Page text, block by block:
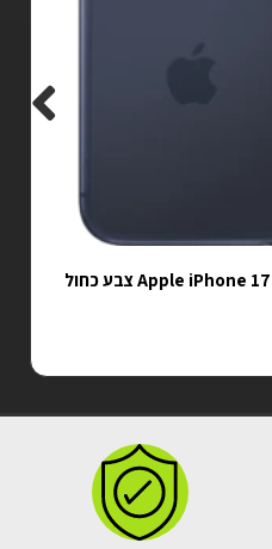
טלפון סלולרי Xiaomi 14T שיאומי